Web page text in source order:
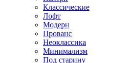
Классические
Лофт
Модерн
Прованс
Неоклассика
Минимализм
Под старину